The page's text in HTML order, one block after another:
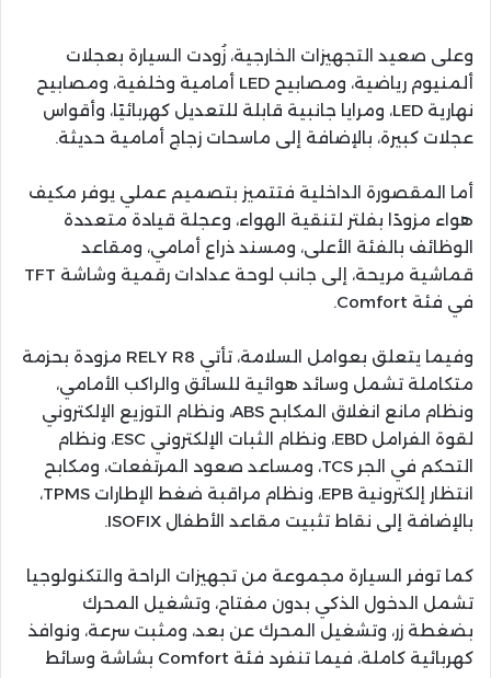
وعلى صعيد التجهيزات الخارجية، زُودت السيارة بعجلات
ألمنيوم رياضية، ومصابيح LED أمامية وخلفية، ومصابيح
نهارية LED، ومرايا جانبية قابلة للتعديل كهربائيًا، وأقواس
عجلات كبيرة، بالإضافة إلى ماسحات زجاج أمامية حديثة.
أما المقصورة الداخلية فتتميز بتصميم عملي يوفر مكيف
هواء مزودًا بفلتر لتنقية الهواء، وعجلة قيادة متعددة
الوظائف بالفئة الأعلى، ومسند ذراع أمامي، ومقاعد
قماشية مريحة، إلى جانب لوحة عدادات رقمية وشاشة TFT
في فئة Comfort.
وفيما يتعلق بعوامل السلامة، تأتي RELY R8 مزودة بحزمة
متكاملة تشمل وسائد هوائية للسائق والراكب الأمامي،
ونظام مانع انغلاق المكابح ABS، ونظام التوزيع الإلكتروني
لقوة الفرامل EBD، ونظام الثبات الإلكتروني ESC، ونظام
التحكم في الجر TCS، ومساعد صعود المرتفعات، ومكابح
انتظار إلكترونية EPB، ونظام مراقبة ضغط الإطارات TPMS،
بالإضافة إلى نقاط تثبيت مقاعد الأطفال ISOFIX.
كما توفر السيارة مجموعة من تجهيزات الراحة والتكنولوجيا
تشمل الدخول الذكي بدون مفتاح، وتشغيل المحرك
بضغطة زر، وتشغيل المحرك عن بعد، ومثبت سرعة، ونوافذ
كهربائية كاملة، فيما تنفرد فئة Comfort بشاشة وسائط